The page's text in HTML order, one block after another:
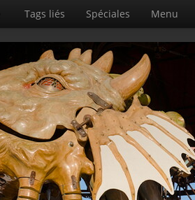
Tags liés Spéciales Menu